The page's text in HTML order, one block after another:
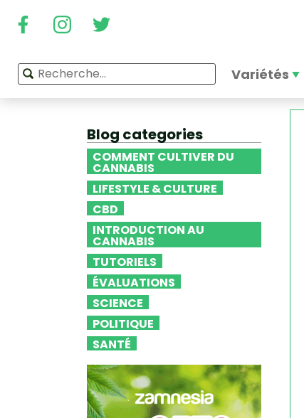
Variétés
Blog categories
COMMENT CULTIVER DU
CANNABIS
LIFESTYLE & CULTURE
CBD
INTRODUCTION AU
CANNABIS
TUTORIELS
ÉVALUATIONS
SCIENCE
POLITIQUE
SANTÉ